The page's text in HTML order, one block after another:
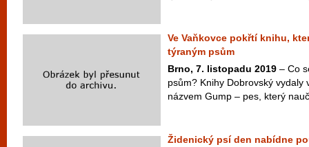
Ve Vaňkovce pokřtí knihu,
týraným psům
Brno, 7. listopadu 2019 – Co
psům? Knihy Dobrovský
názvem Gump – pes, který
Židenický psí den nabídne